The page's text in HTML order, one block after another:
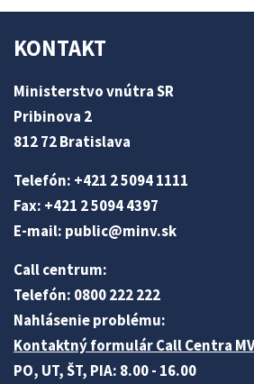
KONTAKT
Ministerstvo vnútra SR
Pribinova 2
812 72 Bratislava
Telefón: +421 2 5094 1111
Fax: +421 2 5094 4397
E-mail: public@minv.sk
Call centrum:
Telefón: 0800 222 222
Nahlásenie problému:
Kontaktný formulár Call Centra MV
PO, UT, ŠT, PIA: 8.00 - 16.00